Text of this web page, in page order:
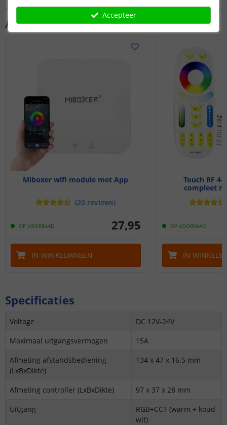
Aanvullende producten
Miboxer wifi module met App
(20 reviews)
OP VOORRAAD 27,95
IN WINKELWAGEN
Touch RF 4-
compleet
OP VOORRAAD
IN
Specificaties
Voltage
DC 12V-24V
Maximaal uitgangsvermogen
15A
Afmeting afstandsbediening
(LxBxDikte)
134 x 47 x 16.5 mm
Afmeting controller (LxBxDikte)
97 x 37 x 28 mm
Uitgang
RGB+CCT (warm + koud
wit)
Accepteer